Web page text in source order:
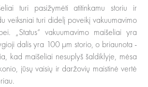
turi pasižymėti atitinkamu storiu ir
veiksniai turi didelį poveikį vakuumavimo
„Status“ vakuumavimo maišeliai yra
dalis yra 100 µm storio, o briaunota -
kad maišeliai nesuplyš šaldiklyje, mėsa
jūsų vaisių ir daržovių maistinė vertė